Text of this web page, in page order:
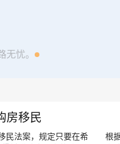
无忧。
房移民
民法案，规定只要在希
根